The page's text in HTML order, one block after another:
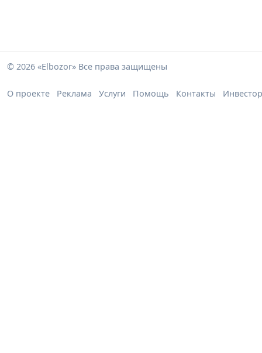
© 2026 «Elbozor» Все права защищены
О проекте Реклама Услуги Помощь Контакты